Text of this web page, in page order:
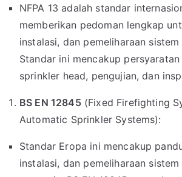
NFPA 13 adalah standar
memberikan pedoman lengkap
instalasi, dan pemeliharaan sistem
Standar ini mencakup
sprinkler head, pengujian, dan
BS EN 12845(Fixed Firefighting
Automatic Sprinkler Systems):
Standar Eropa ini mencakup
instalasi, dan pemeliharaan